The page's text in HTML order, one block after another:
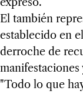
expresó.
El también
establecido en
derroche de
manifestaciones
"Todo lo que